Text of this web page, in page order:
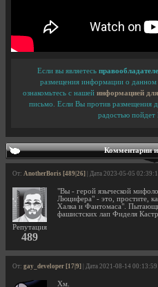
Если вы являетесь
размещения информации о данном
ознакомьтесь с нашей информацией
письмо. Если Вы против размещения
радостью пойдет
Комментарии
От: AnotherBoris [489|26] | Дата 2023-05-05
Репутация
489
"Вы - герой языческой
Люцифера" - это, простите,
Халка и Фантомаса".
фашистских лап Фиделя
От: gay_developer [17|9] | Дата 2021-08-14 00:13:59
Хм.